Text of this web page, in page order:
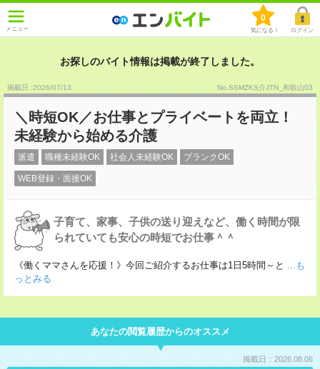
メニュー
0
気になる！ ログイン
お探しのバイト情報は掲載が終了しました。
掲載日 :2026/07/13 No.SSMZKS介JTN_和歌山03
＼時短OK／お仕事とプライベートを両立！
未経験から始める介護
派遣 職種未経験OK 社会人未経験OK ブランクOK
WEB登録・面接OK
子育て、家事、子供の送り迎えなど、働く時間が限
られていても安心の時短でお仕事＾＾
《働くママさんを応援！》今回ご紹介するお仕事は1日5時間～と ...も
っとみる
あなたの閲覧履歴からのオススメ
掲載日：2026.08.06